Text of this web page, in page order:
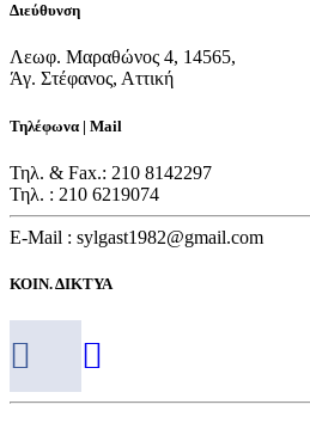
Διεύθυνση
Λεωφ. Μαραθώνος 4, 14565,
Άγ. Στέφανος, Αττική
Τηλέφωνα | Mail
Τηλ. & Fax.: 210 8142297
Τηλ. : 210 6219074
E-Mail : sylgast1982@gmail.com
ΚΟΙΝ. ΔΙΚΤΥΑ